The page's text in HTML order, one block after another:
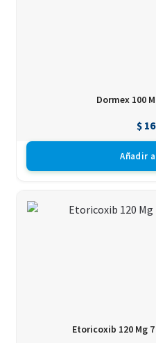
Dormex 100
$
Añadir
Etoricoxib 120 Mg